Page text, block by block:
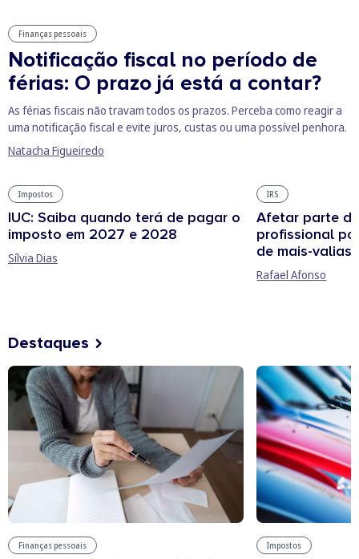
Finanças pessoais
Notificação fiscal no período de
férias: O prazo já está a contar?
As férias fiscais não travam todos os prazos. Perceba como reagir a
uma notificação fiscal e evite juros, custas ou uma possível penhora.
Natacha Figueiredo
Impostos
IUC: Saiba quando terá de pagar o
imposto em 2027 e 2028
Sílvia Dias
IRS
Afetar parte
profissional
de mais-valias
Rafael Afonso
Destaques
Finanças pessoais Impostos